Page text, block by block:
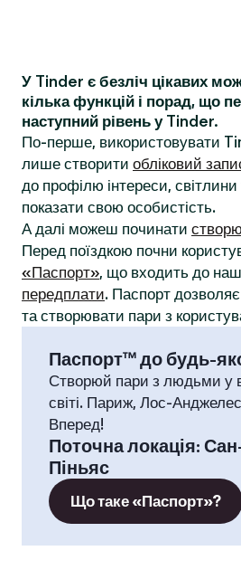
У Tinder є безліч цікавих
кілька функцій і порад, що
наступний рівень у Tinder.
По-перше, використовувати
лише створити обліковий
до профілю інтереси,
показати свою особистість.
А далі можеш починати
Перед поїздкою почни
«Паспорт», що входить до
передплати. Паспорт
та створювати пари з
Паспорт™ до будь-
Створюй пари з людьми у
світі. Париж, Лос-
Вперед!
Поточна локація:
Піньяс
Що таке «Паспорт»?